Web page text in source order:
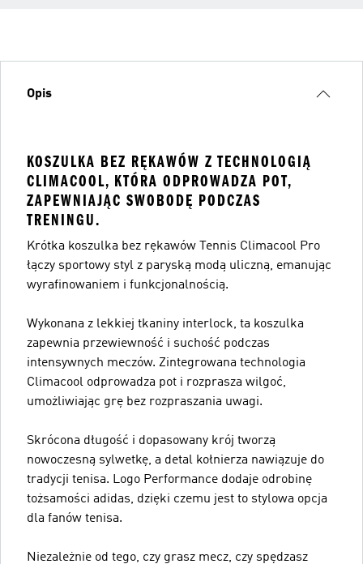
Opis
KOSZULKA BEZ RĘKAWÓW Z TECHNOLOGIĄ
CLIMACOOL, KTÓRA ODPROWADZA POT,
ZAPEWNIAJĄC SWOBODĘ PODCZAS
TRENINGU.
Krótka koszulka bez rękawów Tennis Climacool Pro
łączy sportowy styl z paryską modą uliczną, emanując
wyrafinowaniem i funkcjonalnością.
Wykonana z lekkiej tkaniny interlock, ta koszulka
zapewnia przewiewność i suchość podczas
intensywnych meczów. Zintegrowana technologia
Climacool odprowadza pot i rozprasza wilgoć,
umożliwiając grę bez rozpraszania uwagi.
Skrócona długość i dopasowany krój tworzą
nowoczesną sylwetkę, a detal kołnierza nawiązuje do
tradycji tenisa. Logo Performance dodaje odrobinę
tożsamości adidas, dzięki czemu jest to stylowa opcja
dla fanów tenisa.
Niezależnie od tego, czy grasz mecz, czy spędzasz